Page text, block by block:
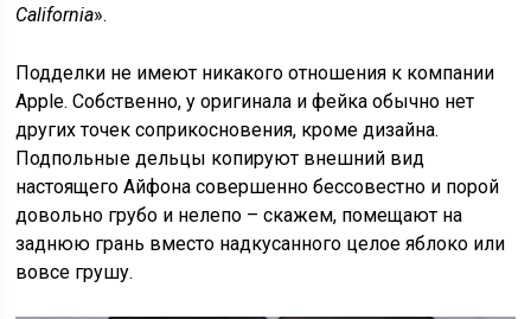
California».
Подделки не имеют никакого отношения к компании
Apple. Собственно, у оригинала и фейка обычно нет
других точек соприкосновения, кроме дизайна.
Подпольные дельцы копируют внешний вид
настоящего Айфона совершенно бессовестно и порой
довольно грубо и нелепо – скажем, помещают на
заднюю грань вместо надкусанного целое яблоко или
вовсе грушу.